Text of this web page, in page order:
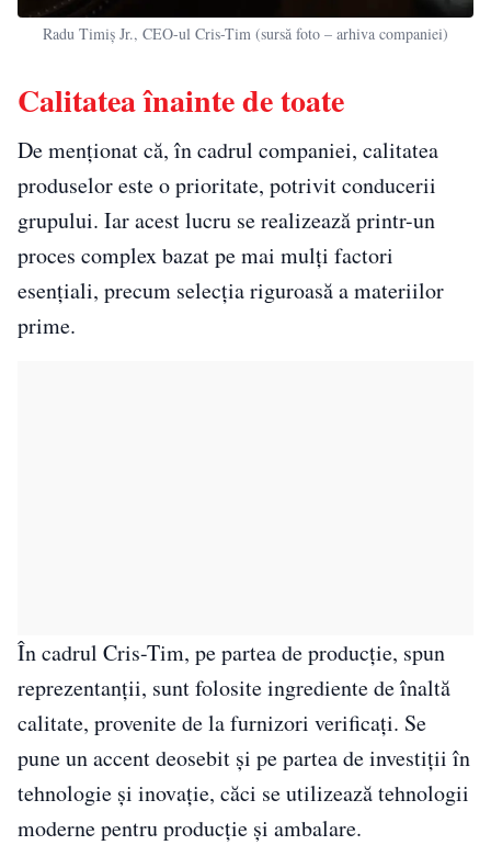
Radu Timiș Jr., CEO-ul Cris-Tim (sursă foto – arhiva companiei)
Calitatea înainte de toate
De menționat că, în cadrul companiei, calitatea
produselor este o prioritate, potrivit conducerii
grupului. Iar acest lucru se realizează printr-un
proces complex bazat pe mai mulți factori
esențiali, precum selecția riguroasă a materiilor
prime.
În cadrul Cris-Tim, pe partea de producție, spun
reprezentanții, sunt folosite ingrediente de înaltă
calitate, provenite de la furnizori verificați. Se
pune un accent deosebit și pe partea de investiții în
tehnologie și inovație, căci se utilizează tehnologii
moderne pentru producție și ambalare.